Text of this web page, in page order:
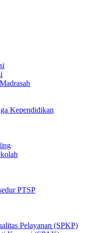
Kependidikan
PTSP
Pelayanan (SPKP)